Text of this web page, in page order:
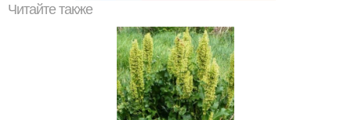
Читайте также